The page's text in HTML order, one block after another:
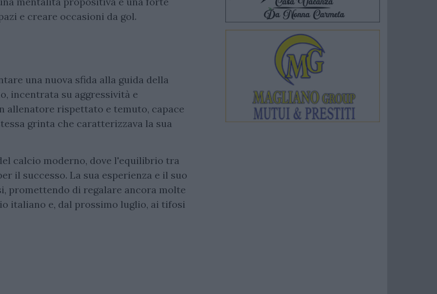
e creare occasioni da gol.
una nuova sfida alla guida della
incentrata su aggressività e
allenatore rispettato e temuto, capace
grinta che caratterizzava la sua
calcio moderno, dove l'equilibrio tra
il successo. La sua esperienza e il suo
promettendo di regalare ancora molte
italiano e, dal prossimo luglio, ai tifosi